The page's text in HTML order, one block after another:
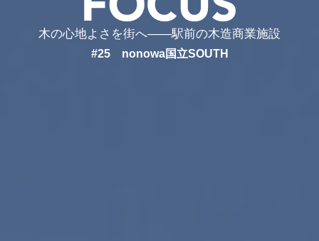
木の心地よさを街へ——駅前の木造商業施設
#25 nonowa国立SOUTH